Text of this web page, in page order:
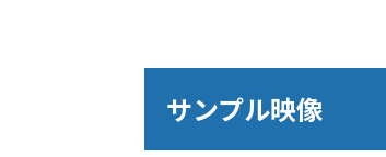
サンプル映像